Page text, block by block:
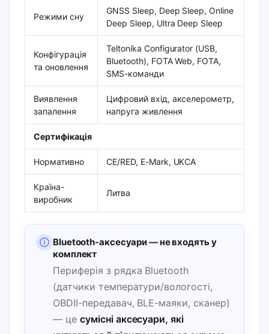
Режими сну
GNSS Sleep, Deep Sleep, Online
Deep Sleep, Ultra Deep Sleep
Конфігурація
та оновлення
Teltonika Configurator (USB,
Bluetooth), FOTA Web, FOTA,
SMS-команди
Виявлення
запалення
Цифровий вхід, акселерометр,
напруга живлення
Сертифікація
Нормативно CE/RED, E-Mark, UKCA
Країна-
виробник
Литва
Bluetooth-аксесуари — не входять у
комплект
Периферія з рядка Bluetooth
(датчики температури/вологості,
OBDII-передавач, BLE-маяки, сканер)
— це сумісні аксесуари, які